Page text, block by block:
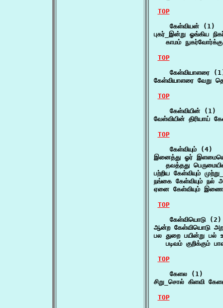
TOP
    கேள்வியன் (1)
புகர்_இன்று ஓங்கிய
காமம்
TOP
கேள்வியாளரை
கேள்வியாளரை வேறு
TOP
    கேள்வியின் (1)
வேள்வியின் திரியாய்
TOP
    கேள்வியும் (4)
இனைத்து ஓர்
தவத்தது
பற்றிய கேள்வியும்
நங்கை கேள்வியும்
ஏனை கேள்வியும்
TOP
    கேள்வியொடு (2)
ஆன்ற கேள்வியொடு அற
பல துறை பயின்று பல்
படிவம்
TOP
    கேளல (1)
சிறு_சொல் கிளவி
TOP